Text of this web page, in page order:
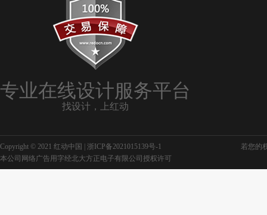
红色过年喜庆背景
古风喜庆背景
新年红色喜庆背景
专业在线设计服务平台
找设计，上红动
Copyright © 2021 红动中国 | 浙ICP备2021015139号-1
若您的
本公司网络广告用字经北大方正电子有限公司授权许可